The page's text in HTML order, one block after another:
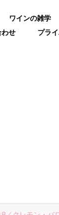
ワインの雑学
せ
プラ